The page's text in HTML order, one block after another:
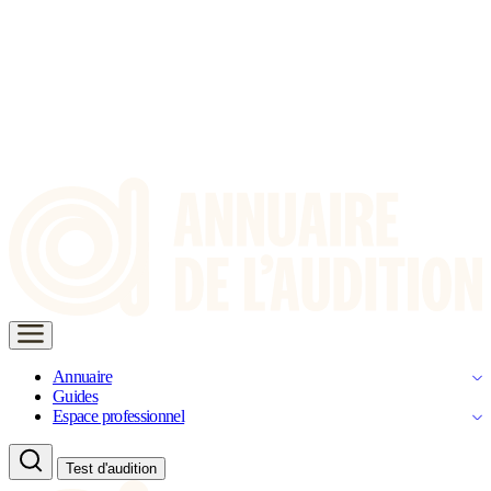
Annuaire
Guides
Espace professionnel
Test d'audition